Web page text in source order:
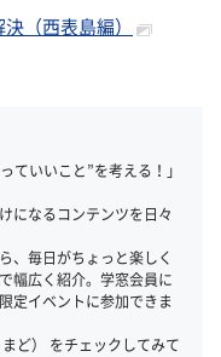
（西表島編）
ていいこと”を考える！」
になるコンテンツを日々
、毎日がちょっと楽しく
幅広く紹介。学窓会員に
定イベントに参加できま
ど） をチェックしてみて